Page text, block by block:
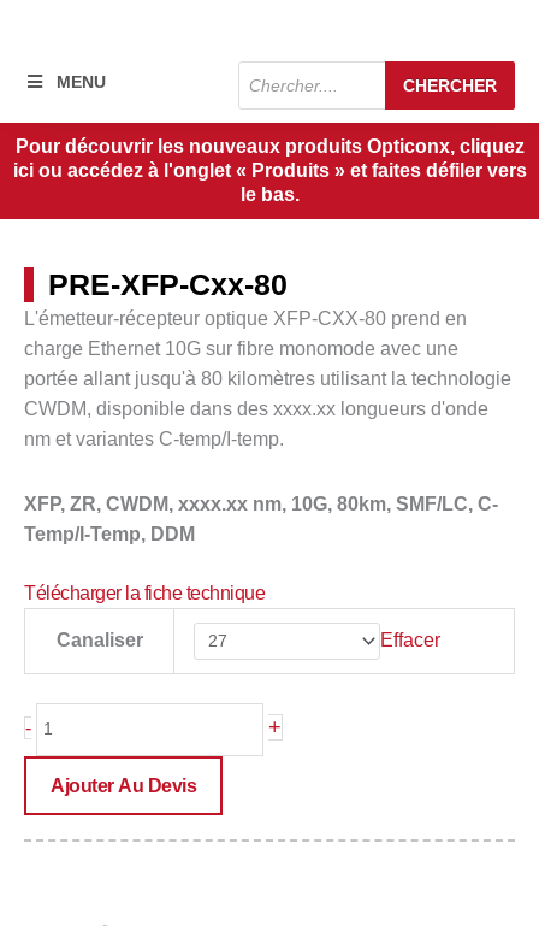
MENU
Recherche
de
produits
CHERCHER
Pour découvrir les nouveaux produits Opticonx, cliquez
ici ou accédez à l'onglet « Produits » et faites défiler vers
le bas.
PRE-XFP-Cxx-80
L'émetteur-récepteur optique XFP-CXX-80 prend en
charge Ethernet 10G sur fibre monomode avec une
portée allant jusqu'à 80 kilomètres utilisant la technologie
CWDM, disponible dans des xxxx.xx longueurs d'onde
nm et variantes C-temp/I-temp.
XFP, ZR, CWDM, xxxx.xx nm, 10G, 80km, SMF/LC, C-
Temp/I-Temp, DDM
Télécharger la fiche technique
Canaliser Effacer
- +
Ajouter Au Devis